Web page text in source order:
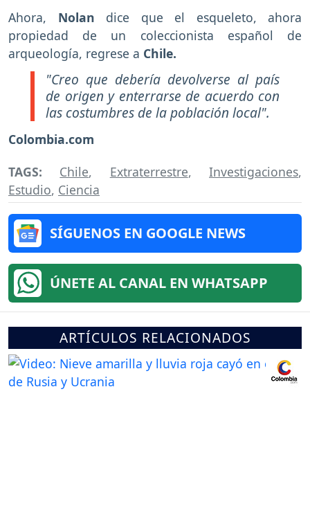
Ahora, Nolan dice que el esqueleto, ahora
propiedad de un coleccionista español de
arqueología, regrese a Chile.
"Creo que debería devolverse al país
de origen y enterrarse de acuerdo con
las costumbres de la población local".
Colombia.com
TAGS: Chile, Extraterrestre,Investigaciones,
Estudio, Ciencia
SÍGUENOS EN GOOGLE NEWS
ÚNETE AL CANAL EN WHATSAPP
ARTÍCULOS RELACIONADOS